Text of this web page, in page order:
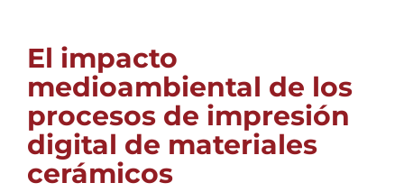
El impacto
medioambiental de los
procesos de impresión
digital de materiales
cerámicos